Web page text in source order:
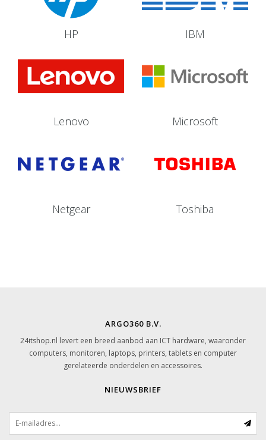
HP IBM
Lenovo Microsoft
Netgear Toshiba
ARGO360 B.V.
24itshop.nl levert een breed aanbod aan ICT hardware, waaronder
computers, monitoren, laptops, printers, tablets en computer
gerelateerde onderdelen en accessoires.
NIEUWSBRIEF